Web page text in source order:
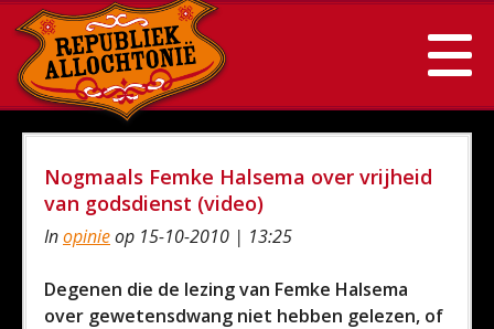
Nogmaals Femke Halsema over vrijheid
van godsdienst (video)
Inopinieop 15-10-2010 | 13:25
Degenen die de lezing van Femke Halsema
over gewetensdwang niet hebben gelezen, of